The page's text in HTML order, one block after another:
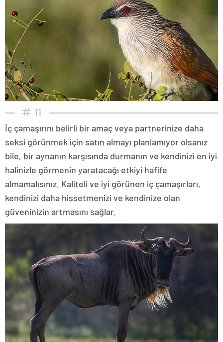
11
İç çamaşırını belirli bir amaç veya partnerinize daha
seksi görünmek için satın almayı planlamıyor olsanız
bile, bir aynanın karşısında durmanın ve kendinizi en iyi
halinizle görmenin yaratacağı etkiyi hafife
almamalısınız. Kaliteli ve iyi görünen iç çamaşırları,
kendinizi daha hissetmenizi ve kendinize olan
güveninizin artmasını sağlar.